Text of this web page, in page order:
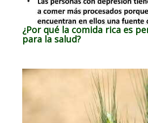
¿Por qué la comida rica es
para la salud?